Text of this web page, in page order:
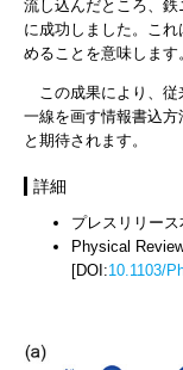
流し込んだところ、
に成功しました。こ
めることを意味します
この成果により、従
一線を画す情報書込
と期待されます。
詳細
プレスリリー
Physical
[DOI:10.1103/